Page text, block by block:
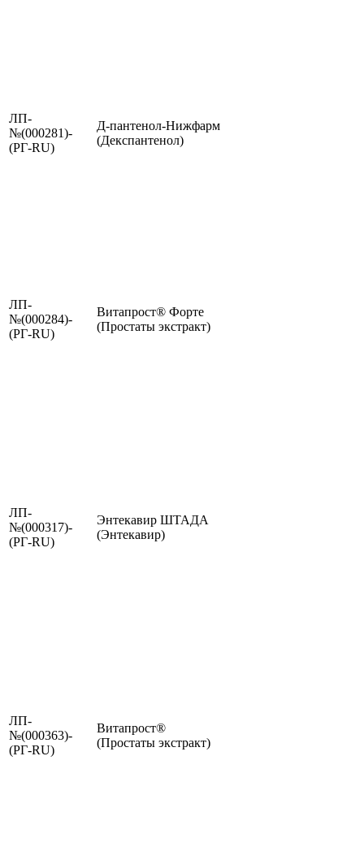
ЛП-
№(000281)-
(РГ-RU)
Д-пантенол-Нижфарм
(Декспантенол)
ЛП-
№(000284)-
(РГ-RU)
Витапрост® Форте
(Простаты экстракт)
ЛП-
№(000317)-
(РГ-RU)
Энтекавир ШТАДА
(Энтекавир)
ЛП-
№(000363)-
(РГ-RU)
Витапрост®
(Простаты экстракт)